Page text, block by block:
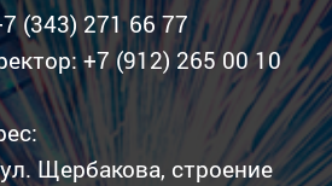
(343) 271 66 77
+7 (912) 265 00 10
Щербакова, строение